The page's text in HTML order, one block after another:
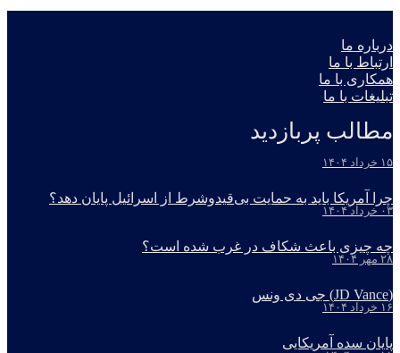
درباره ما
ارتباط با ما
همکاری با ما
تبلیغات با ما
مطالب پربازدید
۱۵ خرداد ۱۴۰۴
چرا آمریکا باید به حمایت بی‌قیدوشرط از اسرائیل پایان دهد؟
۰۳ خرداد ۱۴۰۴
چه چیزی باعث شکاف در غرب شده است؟
۲۸ مهر ۱۴۰۴
(JD Vance) جی دی ونس
۱۶ خرداد ۱۴۰۴
پایان سده آمریکایی